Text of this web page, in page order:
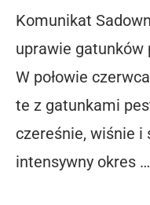
Komunikat
uprawie gatunków
W połowie
te z gatunkami
czereśnie, wiśnie i
intensywny okres …